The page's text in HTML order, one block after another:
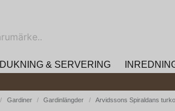
DUKNING & SERVERING
Gardiner Gardinlängder Arvidssons Spiraldans